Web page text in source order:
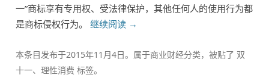
一”商标享有专用权、受法律保护，其他任何人的使用行为都
是商标侵权行为。继续阅读 →
本条目发布于2015年11月4日。属于商业财经分类，被贴了 双
十一、理性消费 标签。